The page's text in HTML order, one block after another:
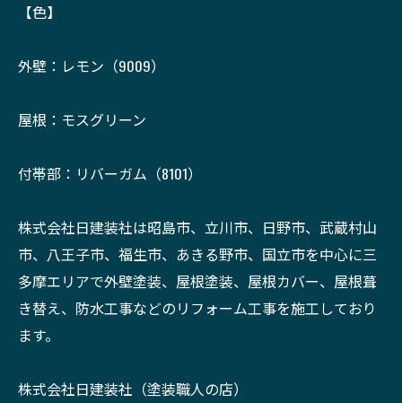
【色】
外壁：レモン（9009）
屋根：モスグリーン
付帯部：リバーガム（8101）
株式会社日建装社は昭島市、立川市、日野市、武蔵村山
市、八王子市、福生市、あきる野市、国立市を中心に三
多摩エリアで外壁塗装、屋根塗装、屋根カバー、屋根葺
き替え、防水工事などのリフォーム工事を施工しており
ます。
株式会社日建装社（塗装職人の店）